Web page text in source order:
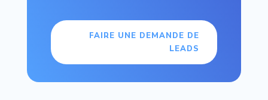
FAIRE UNE DEMANDE DE
LEADS